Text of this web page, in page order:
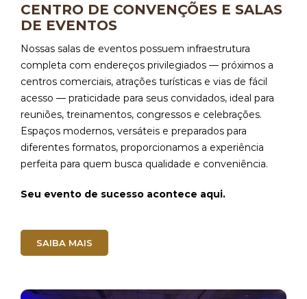
CENTRO DE CONVENÇÕES E SALAS
DE EVENTOS
Nossas salas de eventos possuem infraestrutura
completa com endereços privilegiados — próximos a
centros comerciais, atrações turísticas e vias de fácil
acesso — praticidade para seus convidados, ideal para
reuniões, treinamentos, congressos e celebrações.
Espaços modernos, versáteis e preparados para
diferentes formatos, proporcionamos a experiência
perfeita para quem busca qualidade e conveniência.
Seu evento de sucesso acontece aqui.
SAIBA MAIS